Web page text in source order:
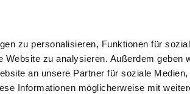
zu personalisieren, Funktionen für
Website zu analysieren. Außerdem geben
an unsere Partner für soziale Medien,
Informationen möglicherweise mit